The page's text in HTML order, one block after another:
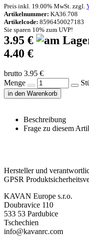
Preis inkl. 19.00% MwSt. zzgl.
Artikelnummer: KA36.708
Artikelcode: 8596450027183
Sie sparen 10% zum UVP!
3.95 €
4.40 €
brutto 3.95 €
Menge
in den Warenkorb
Beschreibung
Frage zu diesem
Hersteller und
GPSR
KAVAN Europe s.r.o.
Doubravice 110
533 53 Pardubice
Tschechien
info@kavanrc.com